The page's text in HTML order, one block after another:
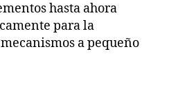
hasta ahora
para la
a pequeño